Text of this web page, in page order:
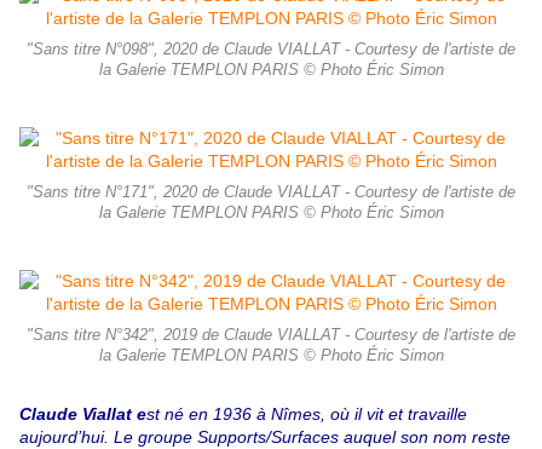
"Sans titre N°098", 2020 de Claude VIALLAT - Courtesy de l'artiste de
la Galerie TEMPLON PARIS © Photo Éric Simon
"Sans titre N°171", 2020 de Claude VIALLAT - Courtesy de l'artiste de
la Galerie TEMPLON PARIS © Photo Éric Simon
"Sans titre N°342", 2019 de Claude VIALLAT - Courtesy de l'artiste de
la Galerie TEMPLON PARIS © Photo Éric Simon
Claude Viallat est né en 1936 à Nîmes, où il vit et travaille
aujourd’hui. Le groupe Supports/Surfaces auquel son nom reste